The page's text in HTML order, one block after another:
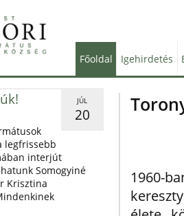
Főoldal Igehirdetés
JÚL
20
legfrissebb
interjút
Somogyiné
Krisztina
1960-